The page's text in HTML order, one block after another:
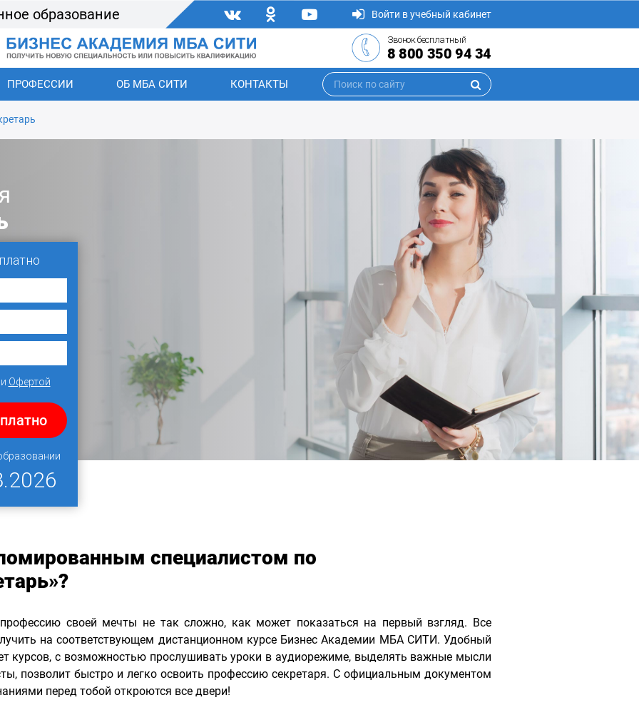
образование Войти в учебный кабинет
Звонок бесплатный
8 800 350 94 34
ПРОФЕССИИ ОБ МБА СИТИ КОНТАКТЫ
Офертой
специалистом по
своей мечты не так сложно, как может показаться на первый взгляд. Все
на соответствующем дистанционном курсе Бизнес Академии МБА СИТИ. Удобный
курсов, с возможностью прослушивать уроки в аудиорежиме, выделять важные мысли
позволит быстро и легко освоить профессию секретаря. С официальным документом
перед тобой откроются все двери!